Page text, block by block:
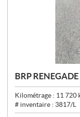
BRP
Kilométrage : 11 720
# inventaire : 3817/L